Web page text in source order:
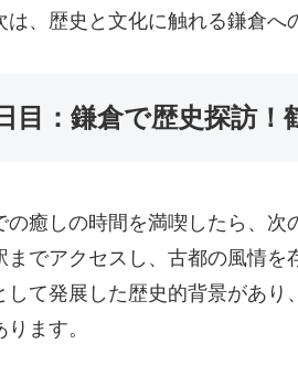
は、歴史と文化に触れる鎌倉へ
目：鎌倉で歴史探訪！
の癒しの時間を満喫したら、
までアクセスし、古都の風情
して発展した歴史的背景があ
ります。